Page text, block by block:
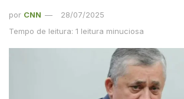
por CNN
28/07/2025
Tempo de leitura: 1 leitura minuciosa